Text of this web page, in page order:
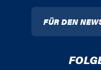
FÜR DEN